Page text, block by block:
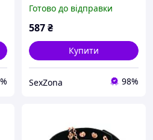
Готово до відправки
587₴
Купити
SexZona 98%